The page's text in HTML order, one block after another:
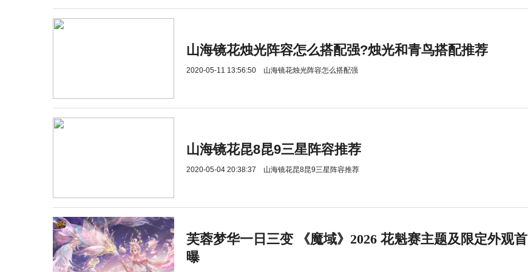
山海镜花烛光阵容怎么搭配强?烛光和青鸟搭配推荐
2020-05-11 13:56:50 山海镜花烛光阵容怎么搭配强
山海镜花昆8昆9三星阵容推荐
2020-05-04 20:38:37 山海镜花昆8昆9三星阵容推荐
芙蓉梦华一日三变 《魔域》2026 花魁赛主题及限定外观首
曝